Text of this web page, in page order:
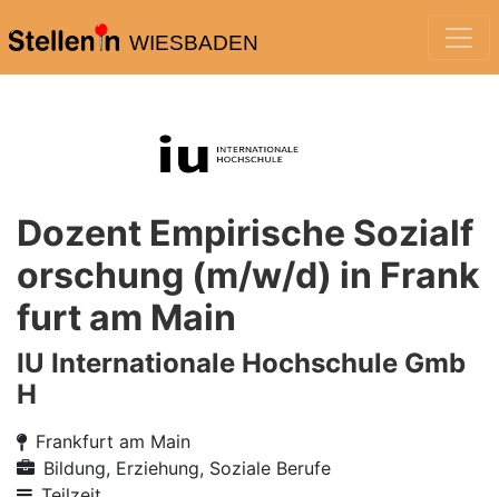
WIESBADEN
Dozent Empirische Sozialf
orschung (m/w/d) in Frank
furt am Main
IU Internationale Hochschule Gmb
H
Frankfurt am Main
Bildung, Erziehung, Soziale Berufe